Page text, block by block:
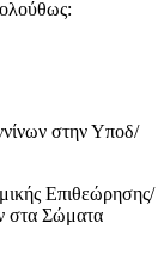
στην Υποδ/
Επιθεώρησης/
στα Σώματα